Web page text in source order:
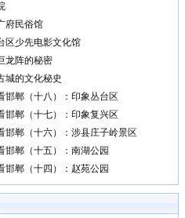
府民俗馆
区少先电影文化馆
龙阵的秘密
城的文化秘史
邯郸（十八）：印象丛台区
邯郸（十七）：印象复兴区
邯郸（十六）：涉县庄子岭景区
邯郸（十五）：南湖公园
邯郸（十四）：赵苑公园